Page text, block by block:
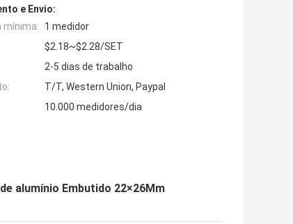
e Envio:
mínima:
1 medidor
$2.18~$2.28/SET
2-5 dias de trabalho
T/T, Western Union, Paypal
10.000 medidores/dia
alumínio Embutido 22×26Mm